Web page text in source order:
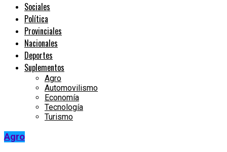
Sociales
Política
Provinciales
Nacionales
Deportes
Suplementos
Agro
Automovilismo
Economía
Tecnología
Turismo
Agro